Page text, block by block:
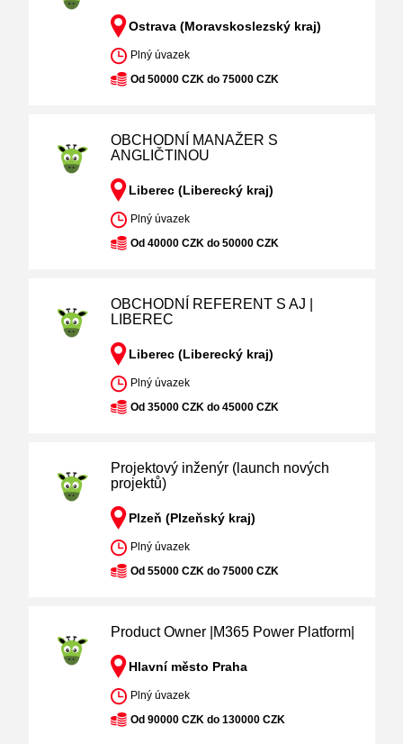
Ostrava (Moravskoslezský kraj)
Plný úvazek
Od 50000 CZK do 75000 CZK
OBCHODNÍ MANAŽER S
ANGLIČTINOU
Liberec (Liberecký kraj)
Plný úvazek
Od 40000 CZK do 50000 CZK
OBCHODNÍ REFERENT S AJ |
LIBEREC
Liberec (Liberecký kraj)
Plný úvazek
Od 35000 CZK do 45000 CZK
Projektový inženýr (launch nových
projektů)
Plzeň (Plzeňský kraj)
Plný úvazek
Od 55000 CZK do 75000 CZK
Product Owner |M365 Power Platform|
Hlavní město Praha
Plný úvazek
Od 90000 CZK do 130000 CZK